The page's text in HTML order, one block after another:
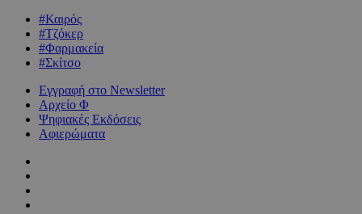
#Καιρός
#Τζόκερ
#Φαρμακεία
#Σκίτσο
Εγγραφή στο Newsletter
Αρχείο Φ
Ψηφιακές Εκδόσεις
Αφιερώματα